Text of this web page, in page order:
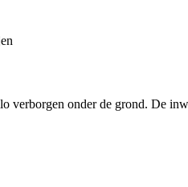
verborgen onder de grond. De